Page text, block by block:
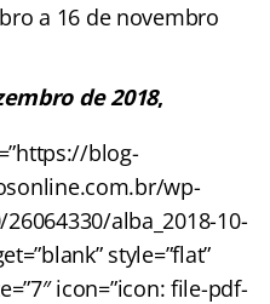
a 16 de novembro
de 2018,
blog-
wp-
alba_2018-10-
style=”flat”
icon=”icon: file-pdf-